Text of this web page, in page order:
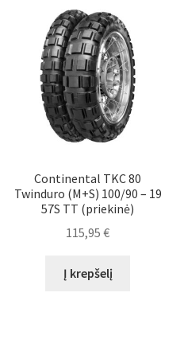
Continental TKC 80
Twinduro (M+S) 100/90 – 19
57S TT (priekinė)
115,95€
Į krepšelį